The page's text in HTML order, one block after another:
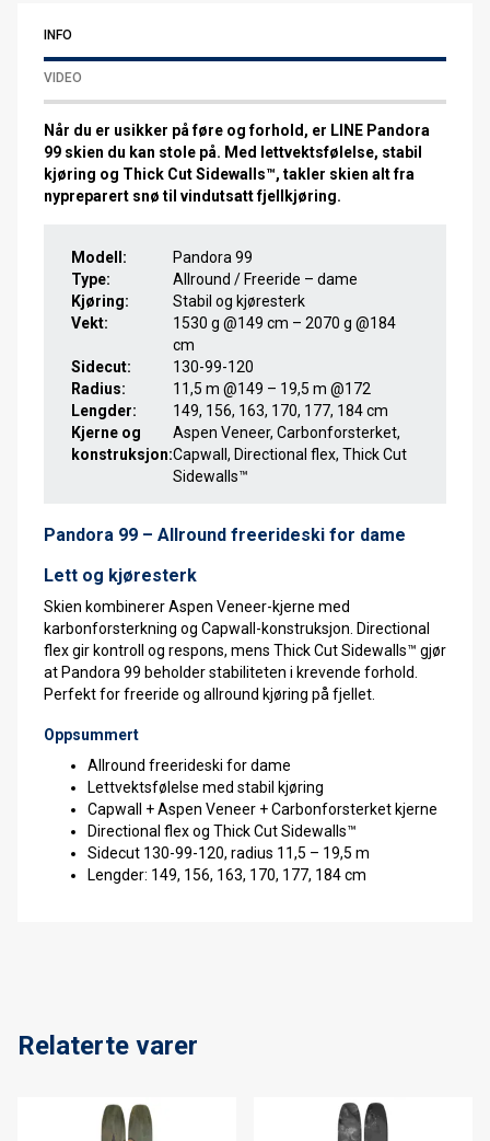
INFO
VIDEO
Når du er usikker på føre og forhold, er LINE Pandora
99 skien du kan stole på. Med lettvektsfølelse, stabil
kjøring og Thick Cut Sidewalls™, takler skien alt fra
nypreparert snø til vindutsatt fjellkjøring.
Modell:
Pandora 99
Type:
Allround / Freeride – dame
Kjøring:
Stabil og kjøresterk
Vekt:
1530 g @149 cm – 2070 g @184
cm
Sidecut:
130-99-120
Radius:
11,5 m @149 – 19,5 m @172
Lengder:
149, 156, 163, 170, 177, 184 cm
Kjerne og
konstruksjon:
Aspen Veneer, Carbonforsterket,
Capwall, Directional flex, Thick Cut
Sidewalls™
Pandora 99 – Allround freerideski for dame
Lett og kjøresterk
Skien kombinerer Aspen Veneer-kjerne med
karbonforsterkning og Capwall-konstruksjon. Directional
flex gir kontroll og respons, mens Thick Cut Sidewalls™ gjør
at Pandora 99 beholder stabiliteten i krevende forhold.
Perfekt for freeride og allround kjøring på fjellet.
Oppsummert
Allround freerideski for dame
Lettvektsfølelse med stabil kjøring
Capwall + Aspen Veneer + Carbonforsterket kjerne
Directional flex og Thick Cut Sidewalls™
Sidecut 130-99-120, radius 11,5 – 19,5 m
Lengder: 149, 156, 163, 170, 177, 184 cm
Relaterte varer